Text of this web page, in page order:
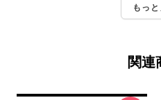
もっ
関連